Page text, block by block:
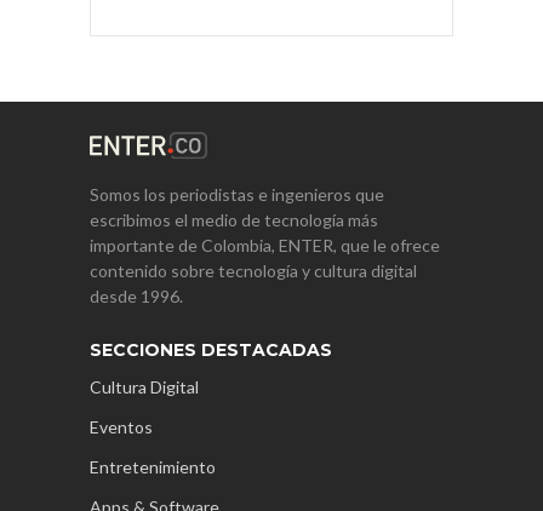
Somos los periodistas e ingenieros que
escribimos el medio de tecnología más
importante de Colombia, ENTER, que le ofrece
contenido sobre tecnología y cultura digital
desde 1996.
SECCIONES DESTACADAS
Cultura Digital
Eventos
Entretenimiento
Apps & Software